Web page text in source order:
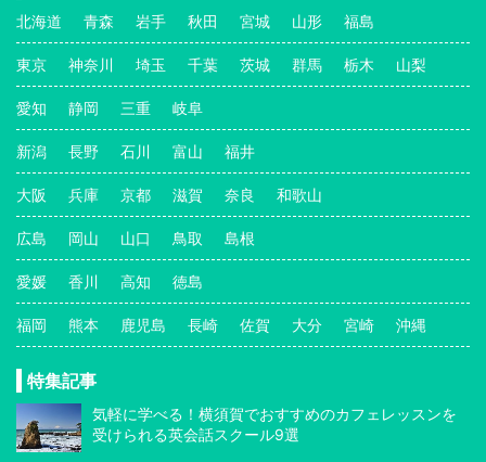
北海道 青森 岩手 秋田 宮城 山形 福島
東京 神奈川 埼玉 千葉 茨城 群馬 栃木 山梨
愛知 静岡 三重 岐阜
新潟 長野 石川 富山 福井
大阪 兵庫 京都 滋賀 奈良 和歌山
広島 岡山 山口 鳥取 島根
愛媛 香川 高知 徳島
福岡 熊本 鹿児島 長崎 佐賀 大分 宮崎 沖縄
特集記事
気軽に学べる！横須賀でおすすめのカフェレッスンを
受けられる英会話スクール9選